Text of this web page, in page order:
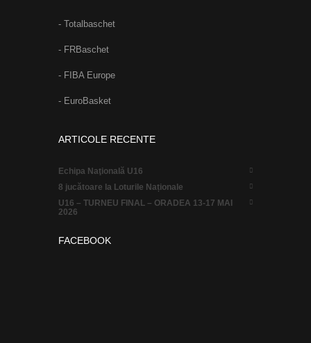
- Totalbaschet
- FRBaschet
- FIBA Europe
- EuroBasket
ARTICOLE RECENTE
Echipa Naţională U16
8 jucătoare la Loturile Naționale
U16 – TURNEU FINAL – ORADEA 13-17 MAI
2026
FACEBOOK